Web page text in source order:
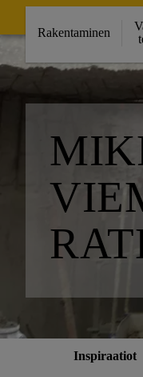
Rakentaminen
Inspiraatiot